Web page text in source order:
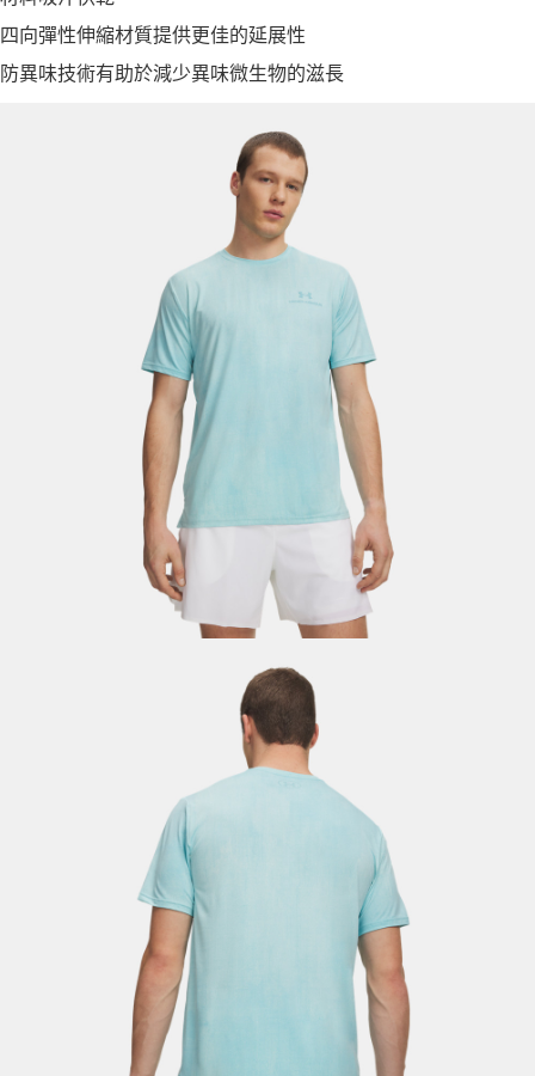
四向彈性伸縮材質提供更佳的延展性
防異味技術有助於減少異味微生物的滋長